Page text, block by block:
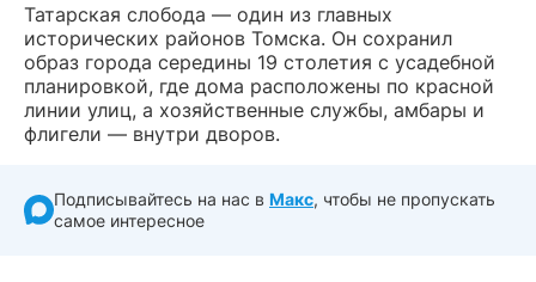
Татарская слобода — один из главных
исторических районов Томска. Он сохранил
образ города середины 19 столетия с усадебной
планировкой, где дома расположены по красной
линии улиц, а хозяйственные службы, амбары и
флигели — внутри дворов.
Подписывайтесь на нас в Макс, чтобы не пропускать
самое интересное